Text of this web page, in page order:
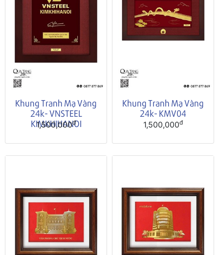
Khung Tranh Mạ Vàng
24k- VNSTEEL
KIMKHIHANOI
1,500,000đ
Khung Tranh Mạ Vàng
24k- KMV04
1,500,000đ